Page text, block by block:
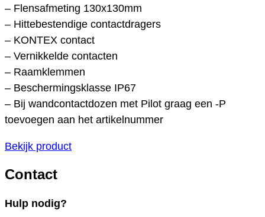
– Flensafmeting 130x130mm
– Hittebestendige contactdragers
– KONTEX contact
– Vernikkelde contacten
– Raamklemmen
– Beschermingsklasse IP67
– Bij wandcontactdozen met Pilot graag een -P
toevoegen aan het artikelnummer
Bekijk product
Contact
Hulp nodig?